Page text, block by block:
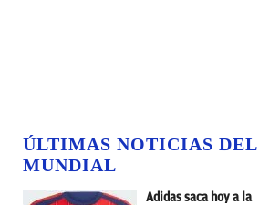
ÚLTIMAS NOTICIAS DEL
MUNDIAL
Adidas saca hoy a la